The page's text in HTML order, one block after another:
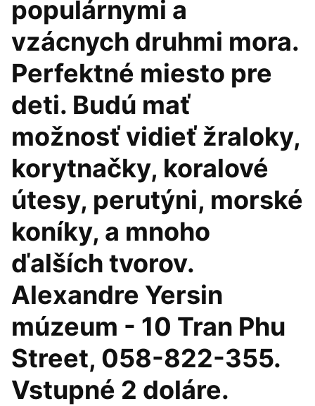
populárnymi a
vzácnych druhmi mora.
Perfektné miesto pre
deti. Budú mať
možnosť vidieť žraloky,
korytnačky, koralové
útesy, perutýni, morské
koníky, a mnoho
ďalších tvorov.
Alexandre Yersin
múzeum - 10 Tran Phu
Street, 058-822-355.
Vstupné 2 doláre.